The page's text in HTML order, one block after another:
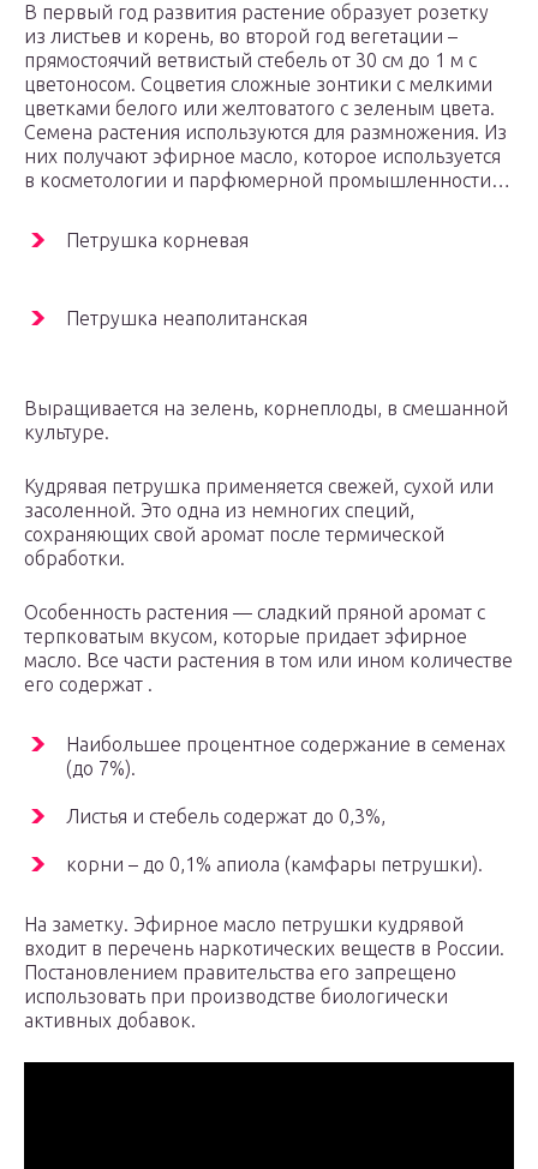
В первый год развития растение образует розетку
из листьев и корень, во второй год вегетации –
прямостоячий ветвистый стебель от 30 см до 1 м с
цветоносом. Соцветия сложные зонтики с мелкими
цветками белого или желтоватого с зеленым цвета.
Семена растения используются для размножения. Из
них получают эфирное масло, которое используется
в косметологии и парфюмерной промышленности…
Петрушка корневая
Петрушка неаполитанская
Выращивается на зелень, корнеплоды, в смешанной
культуре.
Кудрявая петрушка применяется свежей, сухой или
засоленной. Это одна из немногих специй,
сохраняющих свой аромат после термической
обработки.
Особенность растения — сладкий пряной аромат с
терпковатым вкусом, которые придает эфирное
масло. Все части растения в том или ином количестве
его содержат .
Наибольшее процентное содержание в семенах
(до 7%).
Листья и стебель содержат до 0,3%,
корни – до 0,1% апиола (камфары петрушки).
На заметку. Эфирное масло петрушки кудрявой
входит в перечень наркотических веществ в России.
Постановлением правительства его запрещено
использовать при производстве биологически
активных добавок.